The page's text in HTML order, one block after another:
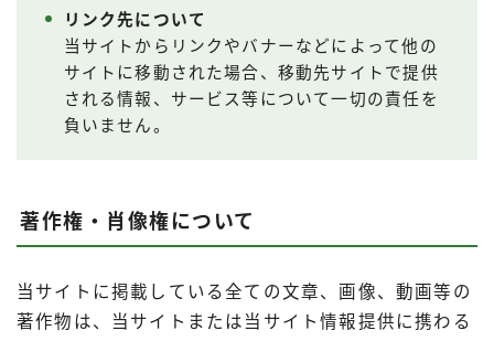
リンク先について
当サイトからリンクやバナーなどによって他の
サイトに移動された場合、移動先サイトで提供
される情報、サービス等について一切の責任を
負いません。
著作権・肖像権について
当サイトに掲載している全ての文章、画像、動画等の
著作物は、当サイトまたは当サイト情報提供に携わる